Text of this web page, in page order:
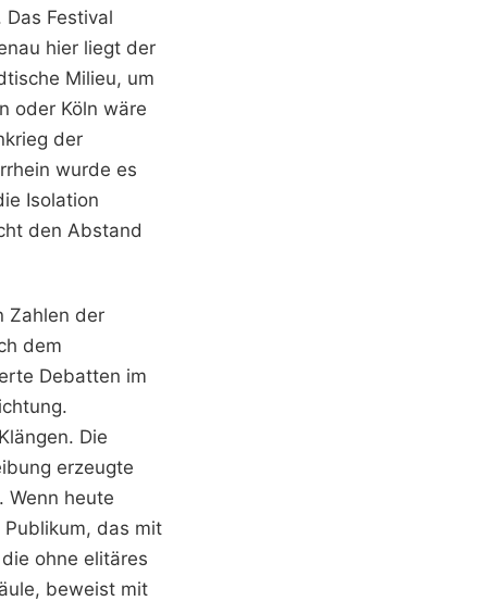
Festival
hier liegt der
Milieu, um
oder Köln wäre
der
wurde es
Isolation
den Abstand
Zahlen der
dem
Debatten im
Die
erzeugte
Wenn heute
das mit
ohne elitäres
beweist mit